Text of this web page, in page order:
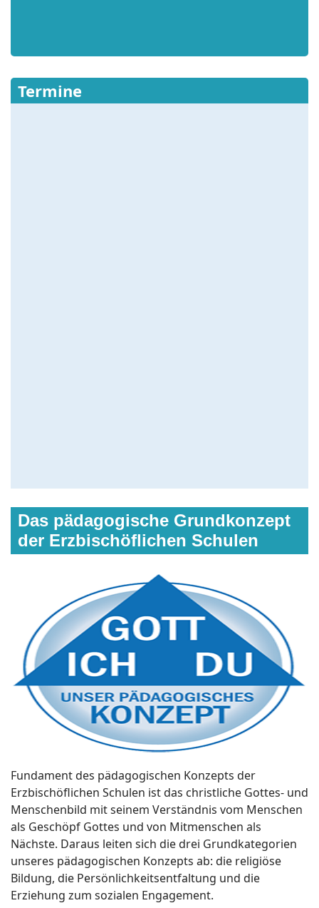
Termine
Das pädagogische Grundkonzept
der Erzbischöflichen Schulen
Fundament des pädagogischen Konzepts der
Erzbischöflichen Schulen ist das christliche Gottes- und
Menschenbild mit seinem Verständnis vom Menschen
als Geschöpf Gottes und von Mitmenschen als
Nächste. Daraus leiten sich die drei Grundkategorien
unseres pädagogischen Konzepts ab: die religiöse
Bildung, die Persönlichkeitsentfaltung und die
Erziehung zum sozialen Engagement.